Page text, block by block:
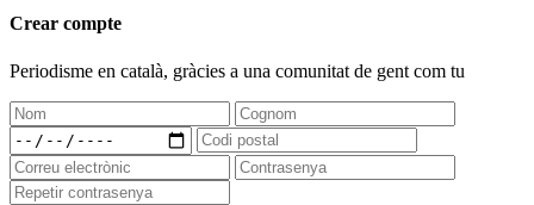
Crear compte
Periodisme en català, gràcies a una comunitat de gent com tu